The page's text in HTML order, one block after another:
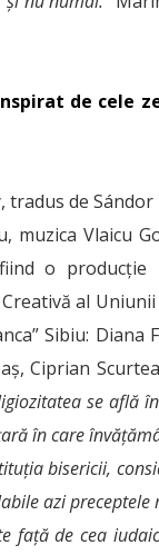
de cele
tradus de
muzica Vlaicu
o producție
al
Sibiu: Diana
Ciprian
se află
în care
bisericii,
azi
față de cea